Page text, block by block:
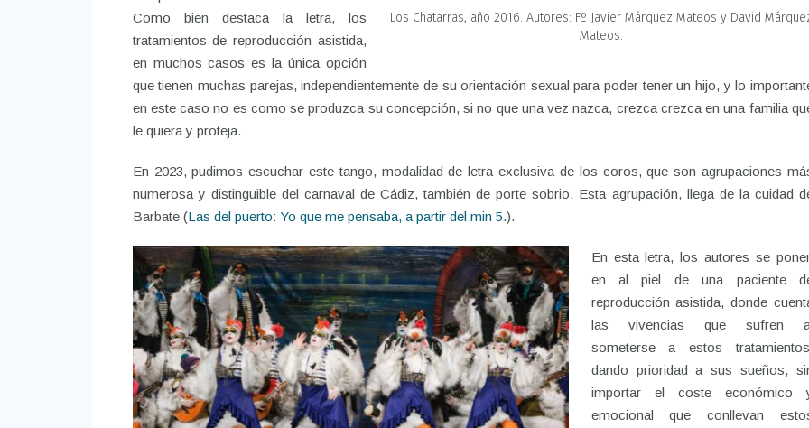
Los Chatarras, año 2016. Autores: Fº Javier Márquez Mateos y David
Mateos.
Como bien destaca la letra, los
tratamientos de reproducción asistida,
en muchos casos es la única opción
que tienen muchas parejas, independientemente de su orientación sexual para poder tener un hijo, y lo
en este caso no es como se produzca su concepción, si no que una vez nazca, crezca crezca en una familia
le quiera y proteja.
En 2023, pudimos escuchar este tango, modalidad de letra exclusiva de los coros, que son agrupaciones
numerosa y distinguible del carnaval de Cádiz, también de porte sobrio. Esta agrupación, llega de la cuidad
Barbate (Las del puerto: Yo que me pensaba, a partir del min 5.).
En esta letra, los autores se
en al piel de una paciente
reproducción asistida, donde
las vivencias que sufren
someterse a estos
dando prioridad a sus sueños,
importar el coste económico
emocional que conllevan